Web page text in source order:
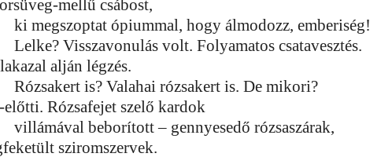
mellű csábost,
ki megszoptat ópiummal, hogy álmodozz, emberiség!
Lelke? Visszavonulás volt. Folyamatos csatavesztés.
alján légzés.
Rózsakert is? Valahai rózsakert is. De mikori?
előtti. Rózsafejet szelő kardok
villámával beborított – gennyesedő rózsaszárak,
sziromszervek.